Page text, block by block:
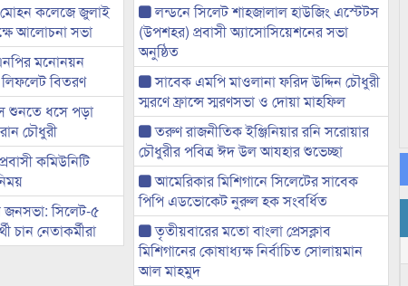
কলেজে জুলাই
আলোচনা সভা
মনোনয়ন
বিতরণ
শুনতে ধসে পড়া
চৌধুরী
কমিউনিটি
জনসভা: সিলেট-৫
চান নেতাকর্মীরা
লন্ডনে সিলেট শাহজালাল হাউজিং এস্টেটস
(উপশহর) প্রবাসী অ্যাসোসিয়েশনের সভা
অনুষ্ঠিত
সাবেক এমপি মাওলানা ফরিদ উদ্দিন চৌধুরী
স্মরণে ফ্রান্সে স্মরণসভা ও দোয়া মাহফিল
তরুণ রাজনীতিক ইঞ্জিনিয়ার রনি সরোয়ার
চৌধুরীর পবিত্র ঈদ উল আযহার শুভেচ্ছা
আমেরিকার মিশিগানে সিলেটের সাবেক
পিপি এডভোকেট নুরুল হক সংবর্ধিত
তৃতীয়বারের মতো বাংলা প্রেসক্লাব
মিশিগানের কোষাধ্যক্ষ নির্বাচিত সোলায়মান
আল মাহমুদ